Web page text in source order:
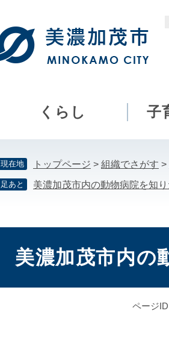
くらし 子
現在地 トップページ > 組織でさがす >
足あと 美濃加茂市内の動物病院を知
美濃加茂市内の
ページ